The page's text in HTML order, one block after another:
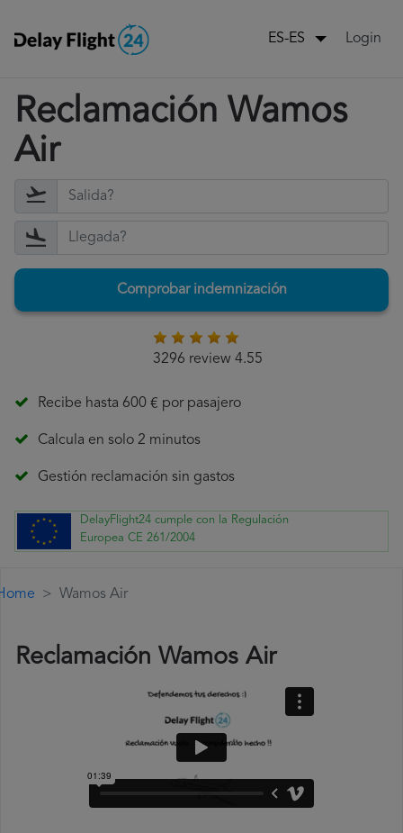
ES-ES Login
Reclamación Wamos
Air
Comprobar indemnización
3296 review 4.55
Recibe hasta 600 € por pasajero
Calcula en solo 2 minutos
Gestión reclamación sin gastos
DelayFlight24 cumple con la Regulación
Europea CE 261/2004
Wamos Air
Reclamación Wamos Air